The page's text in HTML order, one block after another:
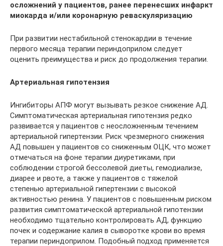
осложнений у пациентов, ранее перенесших инфаркт
миокарда и/или коронарную реваскуляризацию
При развитии нестабильной стенокардии в течение
первого месяца терапии периндоприлом следует
оценить преимущества и риск до продолжения терапии.
Артериальная гипотензия
Ингибиторы АПФ могут вызывать резкое снижение АД.
Симптоматическая артериальная гипотензия редко
развивается у пациентов с неосложненным течением
артериальной гипертензии. Риск чрезмерного снижения
АД повышен у пациентов со сниженным ОЦК, что может
отмечаться на фоне терапии диуретиками, при
соблюдении строгой бессолевой диеты, гемодиализе,
диарее и рвоте, а также у пациентов с тяжелой
степенью артериальной гипертензии с высокой
активностью ренина. У пациентов с повышенным риском
развития симптоматической артериальной гипотензии
необходимо тщательно контролировать АД, функцию
почек и содержание калия в сыворотке крови во время
терапии периндоприлом. Подобный подход применяется